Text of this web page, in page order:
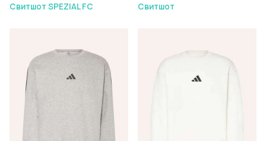
Свитшот SPEZIAL FC
Свитшот